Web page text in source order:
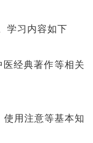
学习内容如下
医经典著作等相关
使用注意等基本知